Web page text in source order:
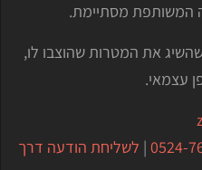
המשותפת מסתיימת.
את המטרות שהוצבו לו,
עצמאי.
0524-
| לשליחת הודעה דרך